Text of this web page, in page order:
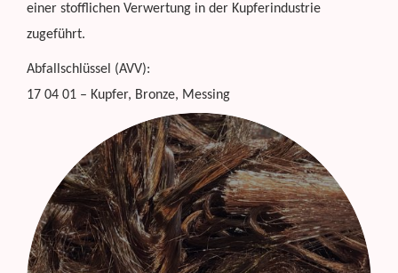
einer stofflichen Verwertung in der Kupferindustrie
zugeführt.
Abfallschlüssel (AVV):
17 04 01 – Kupfer, Bronze, Messing